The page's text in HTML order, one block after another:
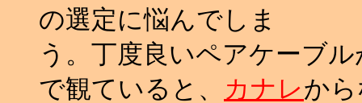
の選定に悩んでしま
う。丁度良いペアケーブ
で観ていると、
カナレか